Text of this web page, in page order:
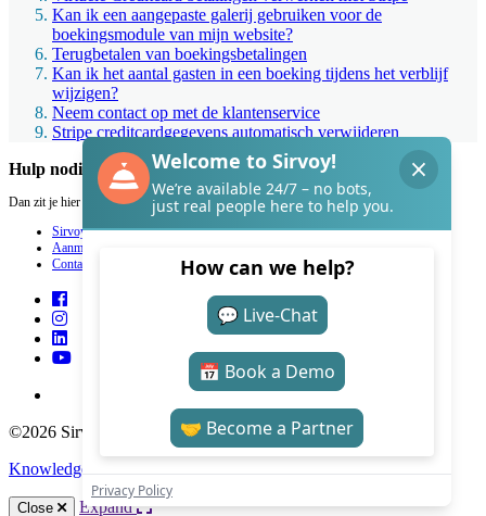
Kan ik een aangepaste galerij gebruiken voor de
boekingsmodule van mijn website?
Terugbetalen van boekingsbetalingen
Kan ik het aantal gasten in een boeking tijdens het verblijf
wijzigen?
Neem contact op met de klantenservice
Stripe creditcardgegevens automatisch verwijderen
Hulp nodig met Sirvoy?
Dan zit je hier goed.
Sirvoy
Aanmelden
Contact
©2026 Sirvoy . All Rights reserved.
Knowledge Base Software
Close Expand